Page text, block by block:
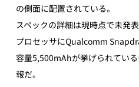
の側面に配置されている。
スペックの詳細は現時点で未発
プロセッサにQualcomm
容量5,500mAhが挙げられてい
報だ。